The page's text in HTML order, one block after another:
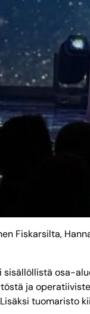
Fiskarsilta,
osa-
ja
tuomaristo